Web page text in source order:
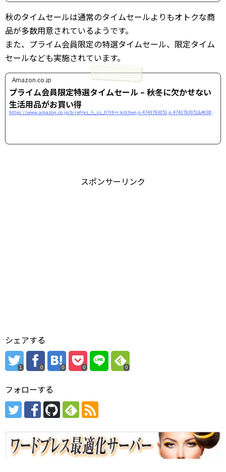
秋のタイムセールは通常のタイムセールよりもオトクな商
品が多数用意されているようです。
また、プライム会員限定の特選タイムセール、限定タイム
セールなども実施されています。
Amazon.co.jp
プライム会員限定特選タイムセール – 秋冬に欠かせない
生活用品がお買い得
https://www.amazon.co.jp/b/ref=as_li_ss_tl?rh=i:kitchen,n:4743793051,n:4743793051&#038;smid=AN1VRQENFRJN5&#038;node=4743793051&#038;field-enc-merchantbin=AN1VRQENFRJN5&#038;linkCode=ll2&#038;tag=tamulabjp-22&#038;linkId=230a3d950f325e0823aeaf70c2813724
スポンサーリンク
シェアする
1 0 0 0 0
フォローする